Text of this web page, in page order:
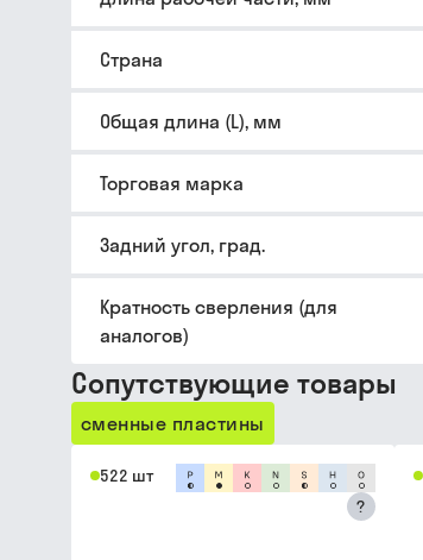
Страна
Общая длина (L), мм
Торговая марка
Задний угол, град.
Кратность сверления (для
аналогов)
Сопутствующие товары
сменные пластины
522 шт
?